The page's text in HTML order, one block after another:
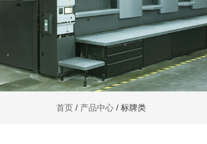
首页 / 产品中心 / 标牌类